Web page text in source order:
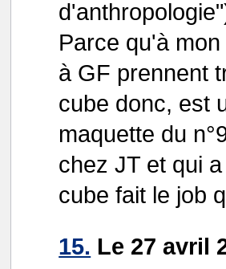
Parce qu'à
à GF prennent
cube donc, est
maquette du
chez JT et qui
cube fait le job
15. Le 27 avril